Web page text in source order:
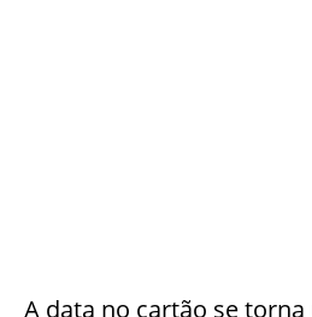
A data no cartão se